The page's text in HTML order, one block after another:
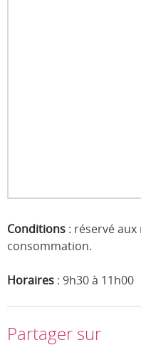
Conditions : réservé
consommation.
Horaires : 9h30 à 11h00
Partager sur